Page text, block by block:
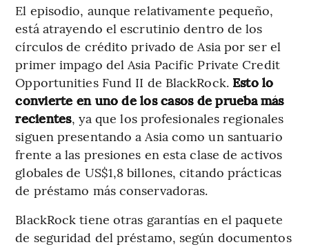
El episodio, aunque relativamente pequeño,
está atrayendo el escrutinio dentro de los
círculos de crédito privado de Asia por ser el
primer impago del Asia Pacific Private Credit
Opportunities Fund II de BlackRock. Esto lo
convierte en uno de los casos de prueba más
recientes, ya que los profesionales regionales
siguen presentando a Asia como un santuario
frente a las presiones en esta clase de activos
globales de US$1,8 billones, citando prácticas
de préstamo más conservadoras.
BlackRock tiene otras garantías en el paquete
de seguridad del préstamo, según documentos